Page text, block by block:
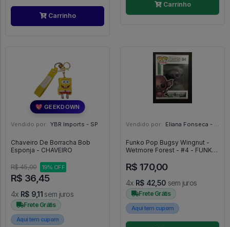
Carrinho
Carrinho
💖 GEEKDOWN
Vendido por: YBR Imports - SP
Chaveiro De Borracha Bob
Esponja - CHAVEIRO
R$ 45,00 19% OFF
R$ 36,45
4x R$ 9,11 sem juros
Frete Grátis
Aqui tem cupom
Vendido por: Eliana Fonseca - SP
Funko Pop Bugsy Wingnut -
Wetmore Forest - #4 - FUNKO
R$ 170,00
4x R$ 42,50 sem juros
Frete Grátis
Aqui tem cupom